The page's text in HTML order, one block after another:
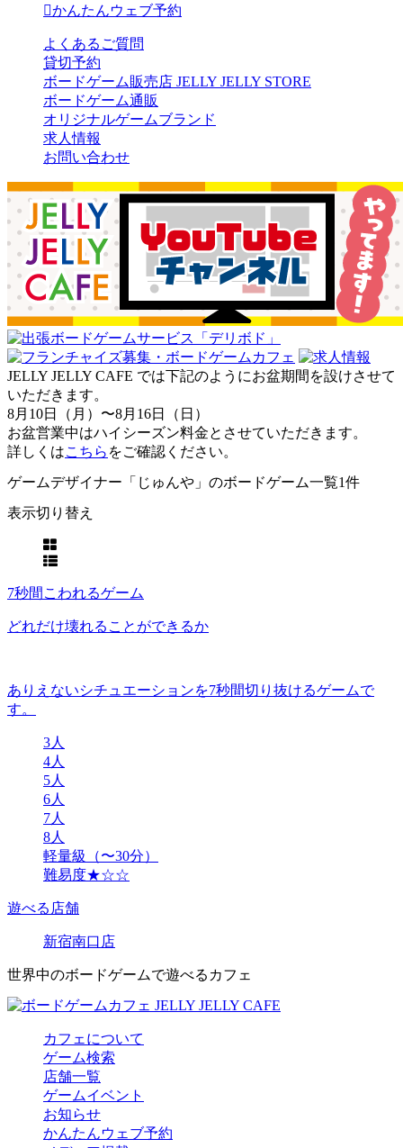
かんたんウェブ予約
よくあるご質問
貸切予約
ボードゲーム販売店 JELLY JELLY STORE
ボードゲーム通販
オリジナルゲームブランド
求人情報
お問い合わせ
JELLY JELLY CAFE では下記のようにお盆期間を設けさせて
いただきます。
8月10日（月）〜8月16日（日）
お盆営業中はハイシーズン料金とさせていただきます。
詳しくはこちら をご確認ください。
ゲームデザイナー「じゅんや」のボードゲーム一覧1件
表示切り替え
7秒間こわれるゲーム
どれだけ壊れることができるか
ありえないシチュエーションを7秒間切り抜けるゲームで
す。
3人
4人
5人
6人
7人
8人
軽量級（〜30分）
難易度★☆☆
遊べる店舗
新宿南口店
世界中のボードゲームで遊べるカフェ
カフェについて
ゲーム検索
店舗一覧
ゲームイベント
お知らせ
かんたんウェブ予約